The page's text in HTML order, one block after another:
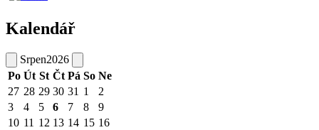
Kalendář
Srpen2026
Po Út St Čt Pá So Ne
27 28 29 30 31 1
2
3
4 5 6 7 8
9
10 11 12 13 14 15 16